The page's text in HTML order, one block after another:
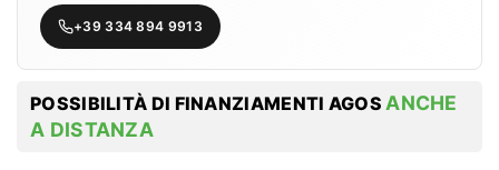
+39 334 894 9913
POSSIBILITÀ DI FINANZIAMENTI AGOS ANCHE
A DISTANZA